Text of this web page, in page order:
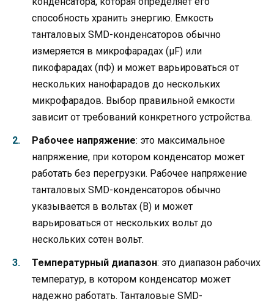
способность хранить энергию. Емкость
танталовых SMD-конденсаторов обычно
измеряется в микрофарадах (μF) или
пикофарадах (пФ) и может варьироваться от
нескольких нанофарадов до нескольких
микрофарадов. Выбор правильной емкости
зависит от требований конкретного устройства.
Рабочее напряжение: это максимальное
напряжение, при котором конденсатор может
работать без перегрузки. Рабочее напряжение
танталовых SMD-конденсаторов обычно
указывается в вольтах (В) и может
варьироваться от нескольких вольт до
нескольких сотен вольт.
Температурный диапазон: это диапазон рабочих
температур, в котором конденсатор может
надежно работать. Танталовые SMD-